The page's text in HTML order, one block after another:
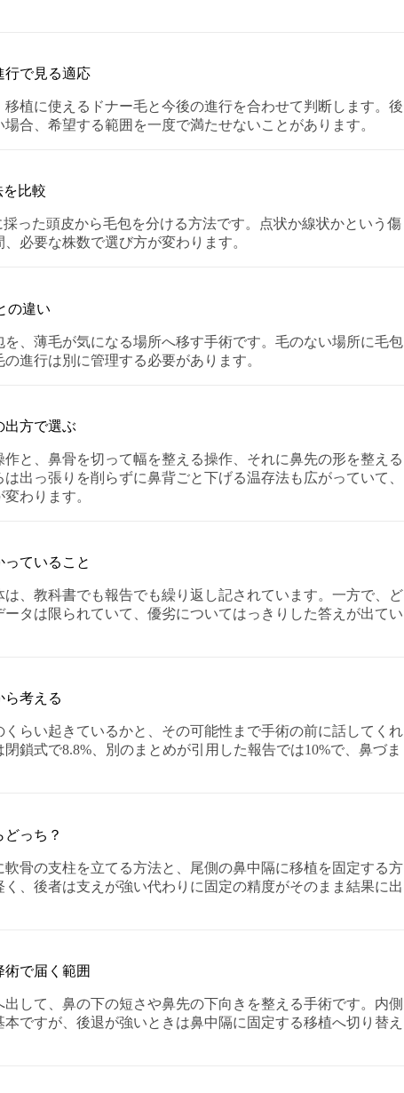
行で見る適応
植に使えるドナー毛と今後の進行を合わせて判断します。後
合、希望する範囲を一度で満たせないことがあります。
比較
った頭皮から毛包を分ける方法です。点状か線状かという傷
必要な株数で選び方が変わります。
の違い
、薄毛が気になる場所へ移す手術です。毛のない場所に毛包
進行は別に管理する必要があります。
出方で選ぶ
と、鼻骨を切って幅を整える操作、それに鼻先の形を整える
出っ張りを削らずに鼻背ごと下げる温存法も広がっていて、
わります。
ていること
、教科書でも報告でも繰り返し記されています。一方で、ど
タは限られていて、優劣についてはっきりした答えが出てい
考える
らい起きているかと、その可能性まで手術の前に話してくれ
鎖式で8.8%、別のまとめが引用した報告では10%で、鼻づま
っち？
骨の支柱を立てる方法と、尾側の鼻中隔に移植を固定する方
、後者は支えが強い代わりに固定の精度がそのまま結果に出
で届く範囲
して、鼻の下の短さや鼻先の下向きを整える手術です。内側
ですが、後退が強いときは鼻中隔に固定する移植へ切り替え